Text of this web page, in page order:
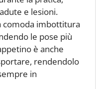
e lesioni.
comoda imbottitura
le pose più
è anche
rendendolo
in